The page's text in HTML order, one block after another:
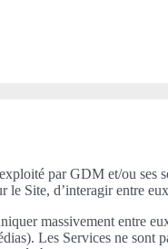
par GDM et/ou
le Site, d’interagir entre
massivement entre
Les Services ne sont